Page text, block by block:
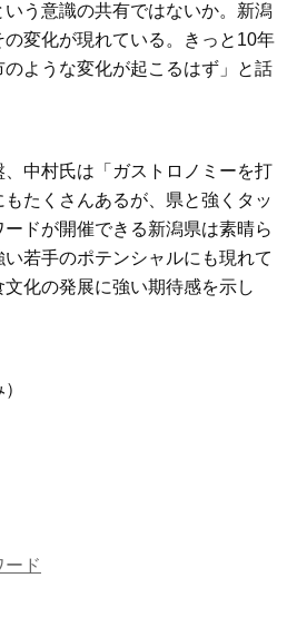
う意識の共有ではないか。新潟
変化が現れている。きっと10年
ような変化が起こるはず」と話
、中村氏は「ガストロノミーを打
たくさんあるが、県と強くタッ
ドが開催できる新潟県は素晴ら
若手のポテンシャルにも現れて
化の発展に強い期待感を示し
ード